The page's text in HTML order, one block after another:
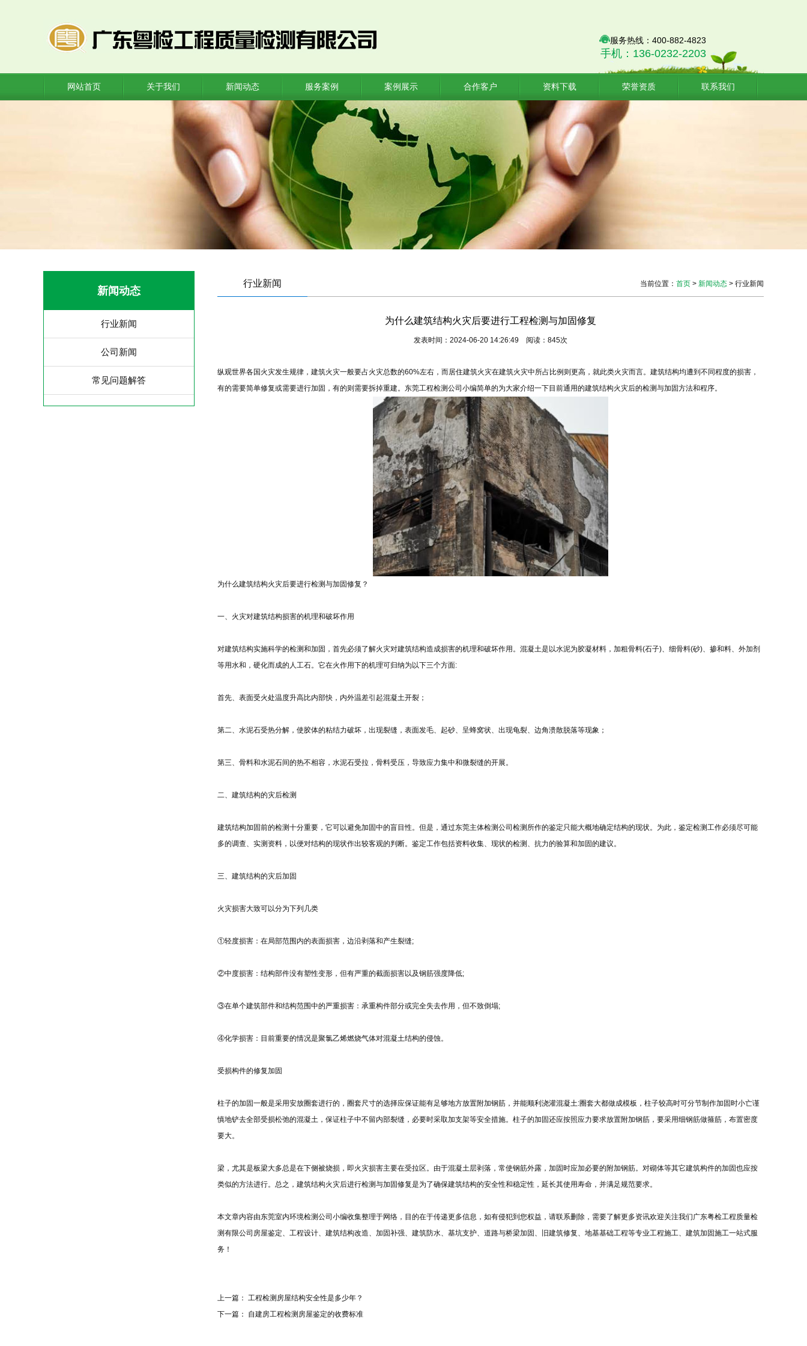
服务热线：400-882-4823
手机：136-0232-2203
网站首页 关于我们 新闻动态 服务案例 案例展示 合作客户 资料下载 荣誉资质 联系我们
新闻动态
行业新闻
公司新闻
常见问题解答
行业新闻 当前位置 ： 首页 > 新闻动态 > 行业新闻
为什么建筑结构火灾后要进行工程检测与加固修复
发表时间：2024-06-20 14:26:49 阅读：845次
纵观世界各国火灾发生规律，建筑火灾一般要占火灾总数的60%左右，而居住建筑火灾在建筑火灾中所占比例则更高，就此类火灾而言。建筑结构均遭到不同程度的损害，
有的需要简单修复或需要进行加固，有的则需要拆掉重建。东莞工程检测公司小编简单的为大家介绍一下目前通用的建筑结构火灾后的检测与加固方法和程序。
为什么建筑结构火灾后要进行检测与加固修复？
一、火灾对建筑结构损害的机理和破坏作用
对建筑结构实施科学的检测和加固，首先必须了解火灾对建筑结构造成损害的机理和破坏作用。混凝土是以水泥为胶凝材料，加粗骨料(石子)、细骨料(砂)、掺和料、外加剂
等用水和，硬化而成的人工石。它在火作用下的机理可归纳为以下三个方面:
首先、表面受火处温度升高比内部快，内外温差引起混凝土开裂；
第二、水泥石受热分解，使胶体的粘结力破坏，出现裂缝，表面发毛、起砂、呈蜂窝状、出现龟裂、边角溃散脱落等现象；
第三、骨料和水泥石间的热不相容，水泥石受拉，骨料受压，导致应力集中和微裂缝的开展。
二、建筑结构的灾后检测
建筑结构加固前的检测十分重要，它可以避免加固中的盲目性。但是，通过东莞主体检测公司检测所作的鉴定只能大概地确定结构的现状。为此，鉴定检测工作必须尽可能
多的调查、实测资料，以便对结构的现状作出较客观的判断。鉴定工作包括资料收集、现状的检测、抗力的验算和加固的建议。
三、建筑结构的灾后加固
火灾损害大致可以分为下列几类
①轻度损害：在局部范围内的表面损害，边沿剥落和产生裂缝;
②中度损害：结构部件没有塑性变形，但有严重的截面损害以及钢筋强度降低;
③在单个建筑部件和结构范围中的严重损害：承重构件部分或完全失去作用，但不致倒塌;
④化学损害：目前重要的情况是聚氯乙烯燃烧气体对混凝土结构的侵蚀。
受损构件的修复加固
柱子的加固一般是采用安放圈套进行的，圈套尺寸的选择应保证能有足够地方放置附加钢筋，并能顺利浇灌混凝土:圈套大都做成模板，柱子较高时可分节制作加固时小亡谨
慎地铲去全部受损松弛的混凝土，保证柱子中不留内部裂缝，必要时采取加支架等安全措施。柱子的加固还应按照应力要求放置附加钢筋，要采用细钢筋做箍筋，布置密度
要大。
梁，尤其是板梁大多总是在下侧被烧损，即火灾损害主要在受拉区。由于混凝土层剥落，常使钢筋外露，加固时应加必要的附加钢筋。对砌体等其它建筑构件的加固也应按
类似的方法进行。总之，建筑结构火灾后进行检测与加固修复是为了确保建筑结构的安全性和稳定性，延长其使用寿命，并满足规范要求。
本文章内容由东莞室内环境检测公司小编收集整理于网络，目的在于传递更多信息，如有侵犯到您权益，请联系删除，需要了解更多资讯欢迎关注我们广东粤检工程质量检
测有限公司房屋鉴定、工程设计、建筑结构改造、加固补强、建筑防水、基坑支护、道路与桥梁加固、旧建筑修复、地基基础工程等专业工程施工、建筑加固施工一站式服
务！
上一篇： 工程检测房屋结构安全性是多少年？
下一篇： 自建房工程检测房屋鉴定的收费标准